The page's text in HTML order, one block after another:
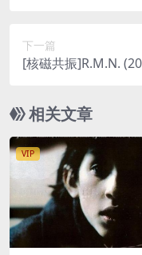
下一篇
[核磁共振]R.M.N.
[中文字幕]
相关文章
VIP